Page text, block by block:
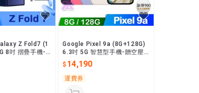
Z Fold7 (1
8吋 摺疊手機-
充頭+其他好禮
Google Pixel 9a (8G+128G)
6.3吋 5G 智慧型手機-贈空壓
殼+鋼保+25W雙快充頭+其他
好禮
14,190
運費券